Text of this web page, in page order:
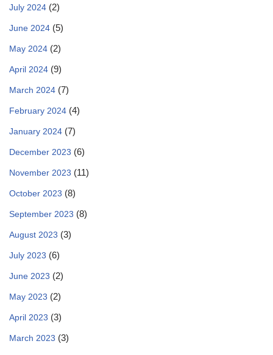
July 2024 (2)
June 2024 (5)
May 2024 (2)
April 2024 (9)
March 2024 (7)
February 2024 (4)
January 2024 (7)
December 2023 (6)
November 2023 (11)
October 2023 (8)
September 2023 (8)
August 2023 (3)
July 2023 (6)
June 2023 (2)
May 2023 (2)
April 2023 (3)
March 2023 (3)